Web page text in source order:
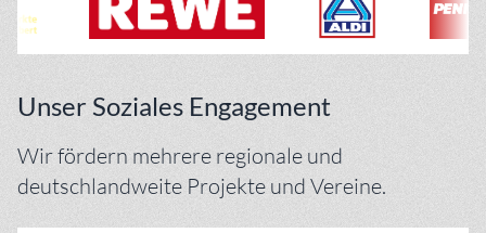
Unser Soziales Engagement
Wir fördern mehrere regionale und
deutschlandweite Projekte und Vereine.